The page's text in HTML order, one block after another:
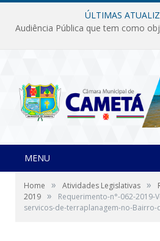
ÚLTIMAS
MENU
Home » Atividades Legislativas »
2019 »
Requerimento-n°-062-
servicos-de-terraplanagem-no-Bairro-